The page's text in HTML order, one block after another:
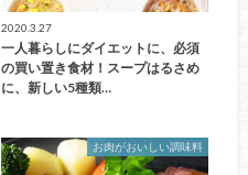
2020.3.27
一人暮らしにダイエットに、必須
の買い置き食材！スープはるさめ
に、新しい5種類…
お肉がおいしい調味料